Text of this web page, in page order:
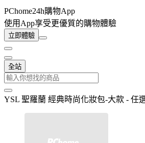
PChome24h購物App
使用App享受更優質的購物體驗
立即體驗
全站
YSL 聖羅蘭 經典時尚化妝包-大款 - 任